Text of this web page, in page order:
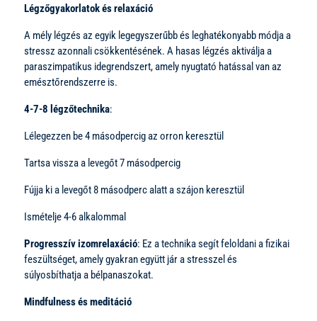
Légzőgyakorlatok és relaxáció
A mély légzés az egyik legegyszerűbb és leghatékonyabb módja a
stressz azonnali csökkentésének. A hasas légzés aktiválja a
paraszimpatikus idegrendszert, amely nyugtató hatással van az
emésztőrendszerre is.
4-7-8 légzőtechnika:
Lélegezzen be 4 másodpercig az orron keresztül
Tartsa vissza a levegőt 7 másodpercig
Fújja ki a levegőt 8 másodperc alatt a szájon keresztül
Ismételje 4-6 alkalommal
Progresszív izomrelaxáció: Ez a technika segít feloldani a fizikai
feszültséget, amely gyakran együtt jár a stresszel és
súlyosbíthatja a bélpanaszokat.
Mindfulness és meditáció